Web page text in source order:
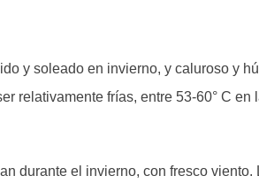
y soleado en invierno, y caluroso y
relativamente frías, entre 53-60° C
durante el invierno, con fresco